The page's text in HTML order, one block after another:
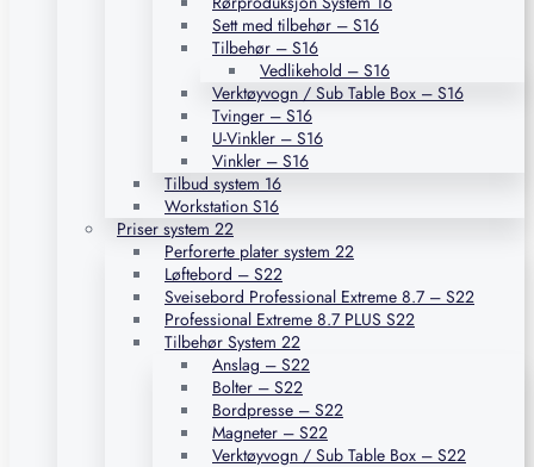
Sett med tilbehør – S16
Tilbehør – S16
Vedlikehold – S16
Verktøyvogn / Sub Table Box – S16
Tvinger – S16
U-Vinkler – S16
Vinkler – S16
Tilbud system 16
Workstation S16
Priser system 22
Perforerte plater system 22
Løftebord – S22
Sveisebord Professional Extreme 8.7 – S22
Professional Extreme 8.7 PLUS S22
Tilbehør System 22
Anslag – S22
Bolter – S22
Bordpresse – S22
Magneter – S22
Verktøyvogn / Sub Table Box – S22